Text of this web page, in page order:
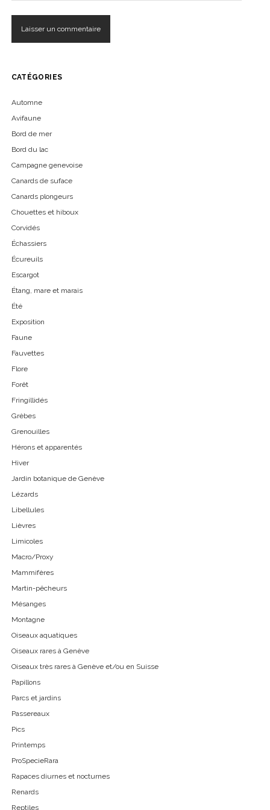
CATÉGORIES
Automne
Avifaune
Bord de mer
Bord du lac
Campagne genevoise
Canards de suface
Canards plongeurs
Chouettes et hiboux
Corvidés
Échassiers
Écureuils
Escargot
Étang, mare et marais
Été
Exposition
Faune
Fauvettes
Flore
Forêt
Fringillidés
Grèbes
Grenouilles
Hérons et apparentés
Hiver
Jardin botanique de Genève
Lézards
Libellules
Lièvres
Limicoles
Macro/Proxy
Mammifères
Martin-pêcheurs
Mésanges
Montagne
Oiseaux aquatiques
Oiseaux rares à Genève
Oiseaux très rares à Genève et/ou en Suisse
Papillons
Parcs et jardins
Passereaux
Pics
Printemps
ProSpecieRara
Rapaces diurnes et nocturnes
Renards
Reptiles